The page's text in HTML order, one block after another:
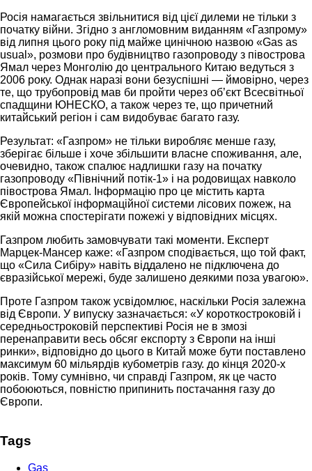
Росія намагається звільнитися від цієї дилеми не тільки з
початку війни. Згідно з англомовним виданням «Газпрому»
від липня цього року під майже цинічною назвою «Gas as
usual», розмови про будівництво газопроводу з півострова
Ямал через Монголію до центрального Китаю ведуться з
2006 року. Однак наразі вони безуспішні — ймовірно, через
те, що трубопровід мав би пройти через об’єкт Всесвітньої
спадщини ЮНЕСКО, а також через те, що причетний
китайський регіон і сам видобуває багато газу.
Результат: «Газпром» не тільки виробляє менше газу,
зберігає більше і хоче збільшити власне споживання, але,
очевидно, також спалює надлишки газу на початку
газопроводу «Північний потік-1» і на родовищах навколо
півострова Ямал. Інформацію про це містить карта
Європейської інформаційної сиcтеми лісових пожеж, на
якій можна спостерігати пожежі у відповідних місцях.
Газпром любить замовчувати такі моменти. Експерт
Марцек-Мансер каже: «Газпром сподівається, що той факт,
що «Сила Сибіру» навіть віддалено не підключена до
євразійської мережі, буде залишено деякими поза увагою».
Проте Газпром також усвідомлює, наскільки Росія залежна
від Європи. У випуску зазначається: «У короткостроковій і
середньостроковій перспективі Росія не в змозі
перенаправити весь обсяг експорту з Європи на інші
ринки», відповідно до цього в Китай може бути поставлено
максимум 60 мільярдів кубометрів газу. до кінця 2020-х
років. Тому сумнівно, чи справді Газпром, як це часто
побоюються, повністю припинить постачання газу до
Європи.
Tags
Gas